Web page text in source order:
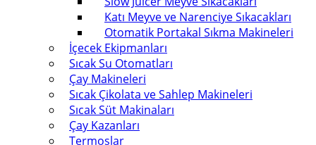
Katı Meyve ve Narenciye Sıkacakları
Otomatik Portakal Sıkma Makineleri
İçecek Ekipmanları
Sıcak Su Otomatları
Çay Makineleri
Sıcak Çikolata ve Sahlep Makineleri
Sıcak Süt Makinaları
Çay Kazanları
Termoslar